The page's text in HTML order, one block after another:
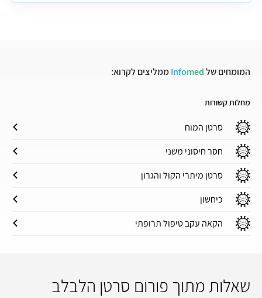
המומחים של Infomed ממליצים לקרוא:
מחלות קשורות
סרטן המוח
חסר חיסוני משני
סרטן מיתרי הקול והגרון
כיחשון
הקאה עקב טיפול תרופתי
שאלות מתוך פורום סרטן הלבלב